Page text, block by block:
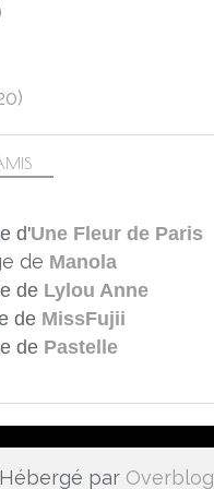
d'Une Fleur de Paris
de Manola
de Lylou Anne
de MissFujii
de Pastelle
par Overblog